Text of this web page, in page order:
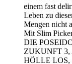
einem fast
Leben zu
Mengen nicht
Mit Slim
DIE
ZUKUNFT 3,
HÖLLE